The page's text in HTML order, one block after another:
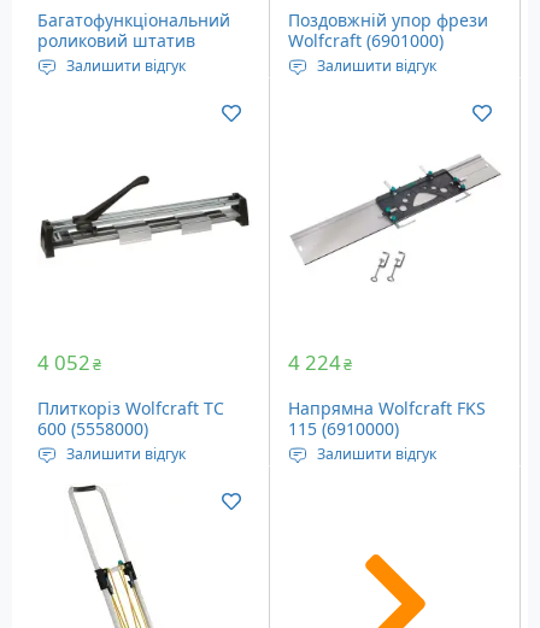
Багатофункціональний
роликовий штатив
Wolfcraft (6102300)
Залишити відгук
Поздовжній упор фрези
Wolfcraft (6901000)
Залишити відгук
4 052₴
Плиткоріз Wolfcraft TC
600 (5558000)
Залишити відгук
Глибина різу: 4 - 10 мм
Максимальна довжина
різу: 600 мм
Габаритні розміри: 780 x
240 x 240 мм
Вага: 2.16 кг
4 224₴
Напрямна Wolfcraft FKS
115 (6910000)
Залишити відгук